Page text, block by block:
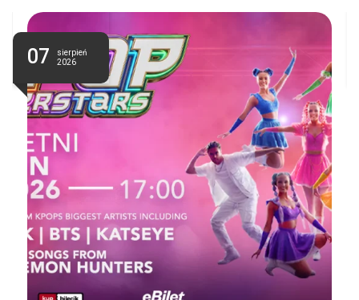
07
sierpień
2026